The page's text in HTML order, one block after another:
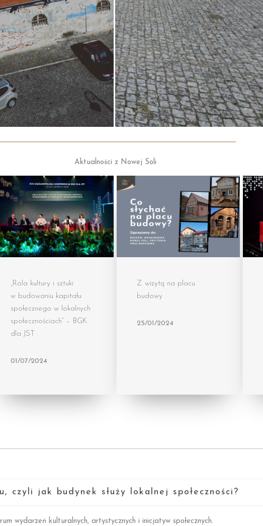
Aktualności z Nowej Soli
„Rola kultury i sztuki
w budowaniu kapitału
społecznego w lokalnych
społecznościach” – BGK
dla JST
01/07/2024
Z wizytą na placu
budowy
25/01/2024
czyli jak budynek służy lokalnej społeczności?
wydarzeń kulturalnych, artystycznych i inicjatyw społecznych.